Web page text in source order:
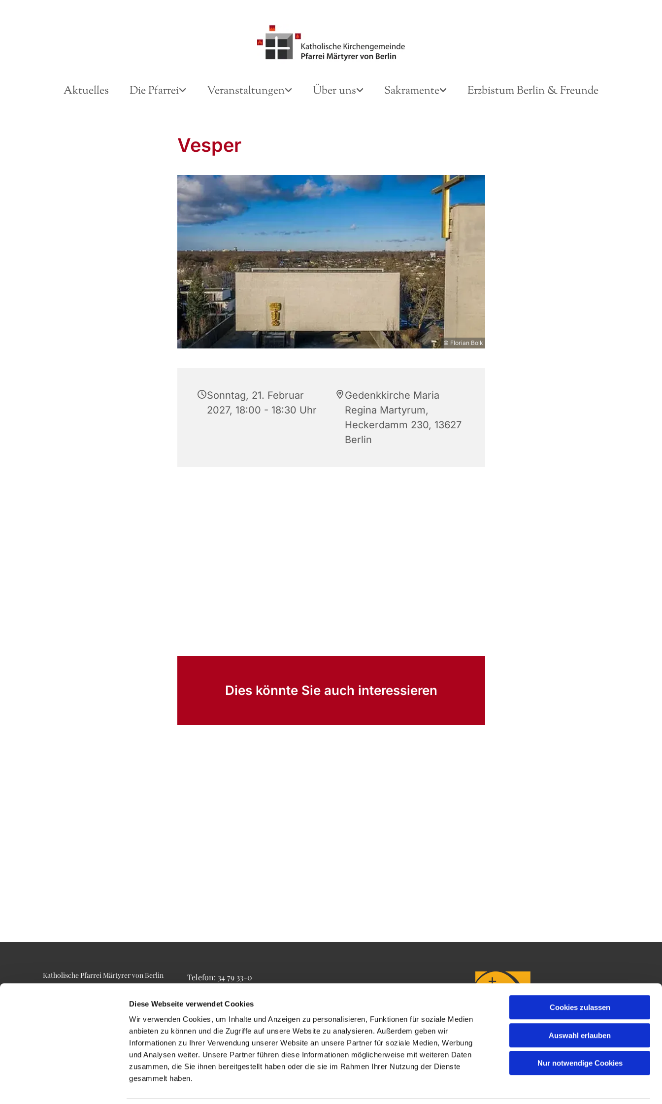
Diese Webseite verwendet Cookies
Wir verwenden Cookies, um Inhalte und Anzeigen zu personalisieren, Funktionen für soziale Medien
anbieten zu können und die Zugriffe auf unsere Website zu analysieren. Außerdem geben wir
Informationen zu Ihrer Verwendung unserer Website an unsere Partner für soziale Medien, Werbung
und Analysen weiter. Unsere Partner führen diese Informationen möglicherweise mit weiteren Daten
zusammen, die Sie ihnen bereitgestellt haben oder die sie im Rahmen Ihrer Nutzung der Dienste
gesammelt haben.
Cookies zulassen
Auswahl erlauben
Nur notwendige Cookies
Aktuelles Die Pfarrei Veranstaltungen Über uns Sakramente Erzbistum Berlin & Freunde
Vesper
© Florian Bolk
Sonntag, 21. Februar
2027, 18:00 - 18:30 Uhr
Gedenkkirche Maria
Regina Martyrum,
Heckerdamm 230, 13627
Berlin
Dies könnte Sie auch interessieren
Katholische Pfarrei Märtyrer von Berlin
Alt-Lietzow 23
Telefon: 34 79 33-0
Email: pfarrbuero@maertyrer-von-berlin.de
Impressum ChurchDesk-Login